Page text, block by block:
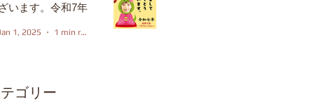
ざいます。令和7年
1, 2025 1 min read
ゴリー